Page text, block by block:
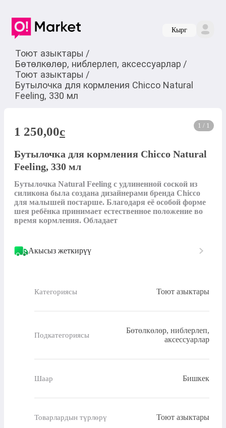
Кырг
Тоют азыктары /
Бөтөлкөлөр, ниблерлеп, аксессуарлар /
Тоют азыктары /
Бутылочка для кормления Chicco Natural
Feeling, 330 мл
1 / 1
1 250,00c
Бутылочка для кормления Chicco Natural
Feeling, 330 мл
Бутылочка Natural Feeling с удлиненной соской из
силикона была создана дизайнерами бренда Chicco
для малышей постарше. Благодаря её особой форме
шея ребёнка принимает естественное положение во
время кормления. Обладает
Акысыз жеткирүү
Категориясы Тоют азыктары
Подкатегориясы
Бөтөлкөлөр, ниблерлеп,
аксессуарлар
Шаар Бишкек
Товарлардын түрлөрү Тоют азыктары